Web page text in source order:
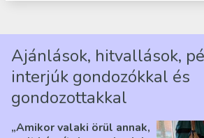
Ajánlások, hitvallások,
interjúk gondozókkal és
gondozottakkal
„Amikor valaki örül annak,